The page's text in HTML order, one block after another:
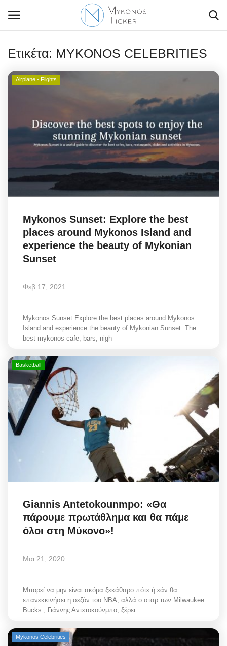
Contact Us
Business
Greece
Entertainment
Arts & Culture
Mykonos
Mykonos Ticker TV
Sport
Sustainability
Health
Σεβασμιώτατος Δωρόθεος Β’
L’Art des Sens
Ετικέτα: MYKONOS CELEBRITIES
Airplane - Flights
Mykonos Sunset: Explore the best
places around Mykonos Island and
experience the beauty of Mykonian
Sunset
Φεβ 17, 2021
Mykonos Sunset Explore the best places around Mykonos
Island and experience the beauty of Mykonian Sunset. The
best mykonos cafe, bars, nigh
Basketball
Giannis Antetokounmpo: «Θα
πάρουμε πρωτάθλημα και θα πάμε
όλοι στη Μύκονο»!
Μαι 21, 2020
Μπορεί να μην είναι ακόμα ξεκάθαρο πότε ή εάν θα
επανεκκινήσει η σεζόν του NBA, αλλά ο σταρ των Milwaukee
Bucks , Γιάννης Αντετοκούνμπο, ξέρει
Mykonos Celebrities